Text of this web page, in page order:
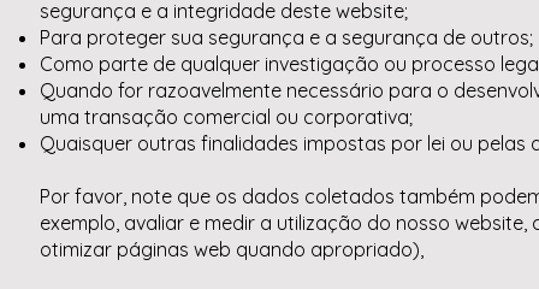
segurança e a integridade deste website;
Para proteger sua segurança e a segurança de outros;
Como parte de qualquer investigação ou processo
Quando for razoavelmente necessário para o
uma transação comercial ou corporativa;
Quaisquer outras finalidades impostas por lei ou pelas
Por favor, note que os dados coletados também
exemplo, avaliar e medir a utilização do nosso
otimizar páginas web quando apropriado),